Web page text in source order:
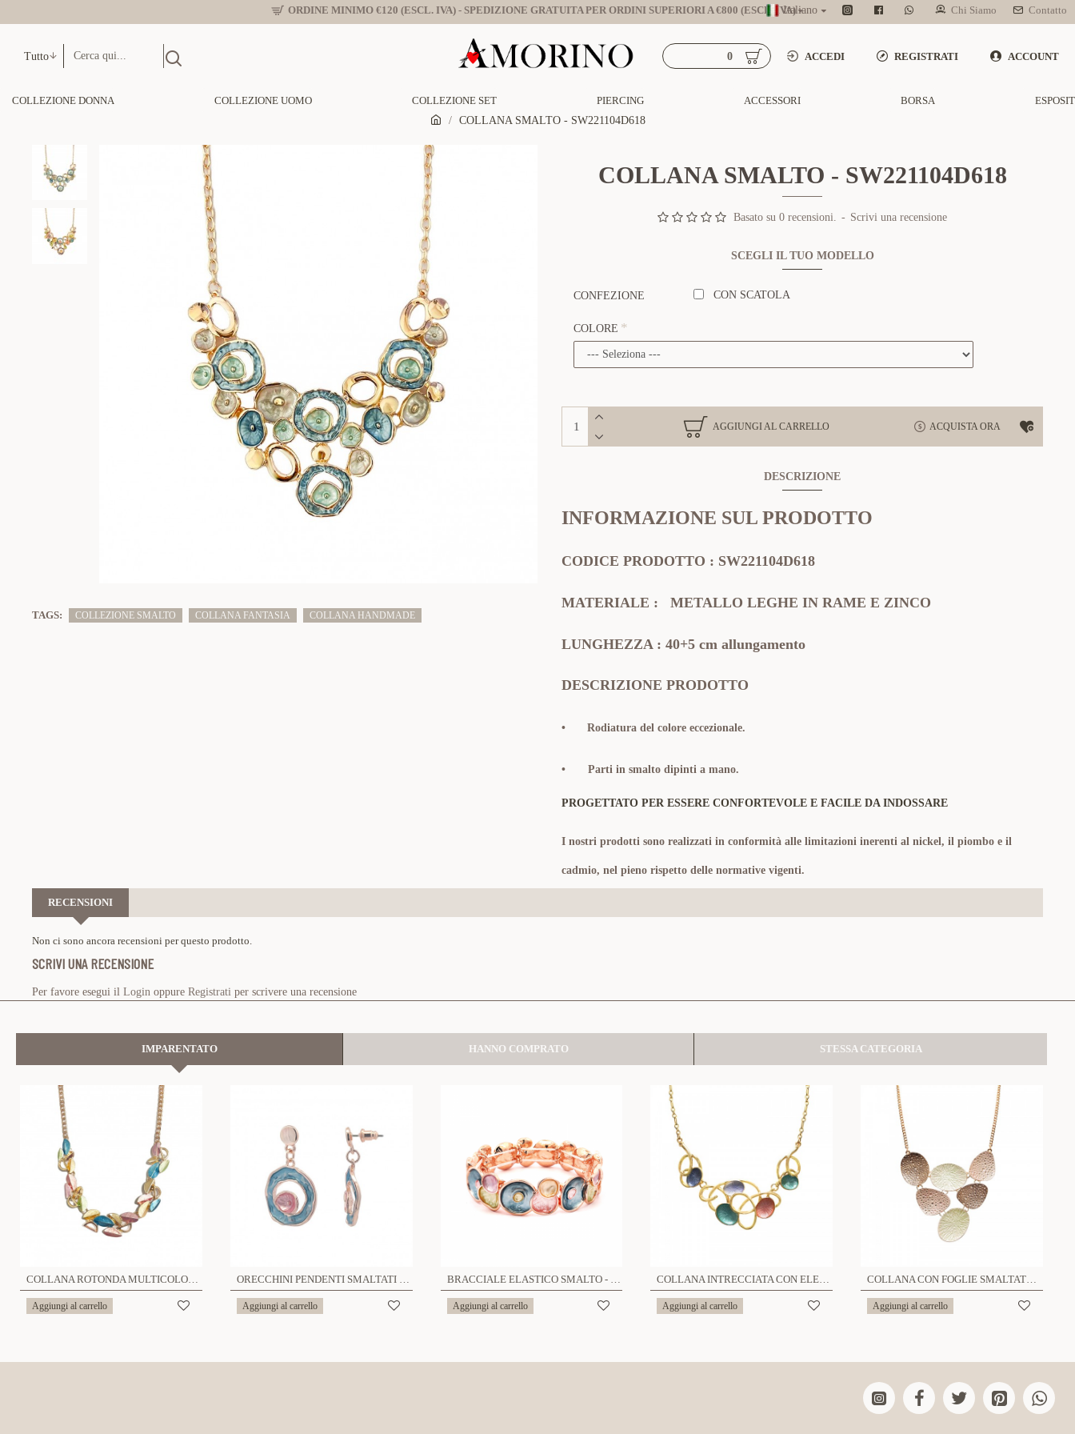
ORDINE MINIMO €120 (ESCL. IVA) - SPEDIZIONE GRATUITA PER ORDINI SUPERIORI A €800 (ESCL. IVA)Italiano Chi Siamo Contatto
Tutto ACCEDI REGISTRATI ACCOUNT
0
COLLEZIONE DONNA COLLEZIONE UOMO COLLEZIONE SET PIERCING ACCESSORI BORSA
COLLANA SMALTO - SW221104D618
TAGS: COLLEZIONE SMALTO COLLANA FANTASIA COLLANA HANDMADE
COLLANA SMALTO - SW221104D618
Basato su 0 recensioni. - Scrivi una recensione
SCEGLI IL TUO MODELLO
CONFEZIONE CON SCATOLA
COLORE
AGGIUNGI AL CARRELLO ACQUISTA ORA
DESCRIZIONE
INFORMAZIONE SUL PRODOTTO
CODICE PRODOTTO : SW221104D618
MATERIALE : METALLO LEGHE IN RAME E ZINCO
LUNGHEZZA : 40+5 cm allungamento
DESCRIZIONE PRODOTTO
• Rodiatura del colore eccezionale.
• Parti in smalto dipinti a mano.
PROGETTATO PER ESSERE CONFORTEVOLE E FACILE DA INDOSSARE
I nostri prodotti sono realizzati in conformità alle limitazioni inerenti al nickel, il piombo e il
cadmio, nel pieno rispetto delle normative vigenti.
RECENSIONI
Non ci sono ancora recensioni per questo prodotto.
SCRIVI UNA RECENSIONE
Per favore esegui il Login oppure Registrati per scrivere una recensione
IMPARENTATO HANNO COMPRATO STESSA CATEGORIA
COLLANA ROTONDA MULTICOLORE - SW22100D620
Aggiungi al carrello
ORECCHINI PENDENTI SMALTATI - SW2236D619
Aggiungi al carrello
BRACCIALE ELASTICO SMALTO - SW2288D267
Aggiungi al carrello
COLLANA INTRECCIATA CON ELEMENTI OVALI SMALTATI - SW25116C429
Aggiungi al carrello
COLLANA CON FOGLIE SMALTATE EFFETTO RUGIADA - SW25116C447
Aggiungi al carrello